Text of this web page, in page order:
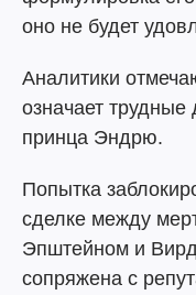
оно не будет
Аналитики
означает
принца Эндрю.
Попытка
сделке между
Эпштейном и
сопряжена с